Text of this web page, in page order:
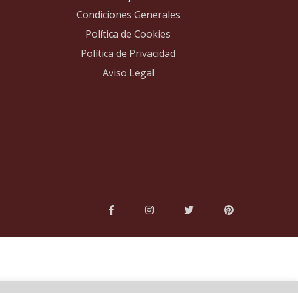
Condiciones Generales
Política de Cookies
Política de Privacidad
Aviso Legal